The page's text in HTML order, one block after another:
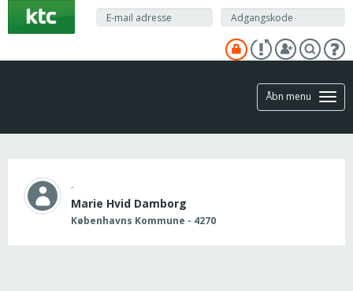
hovedindhold
Åbn menu
-
Marie Hvid Damborg
Københavns Kommune - 4270